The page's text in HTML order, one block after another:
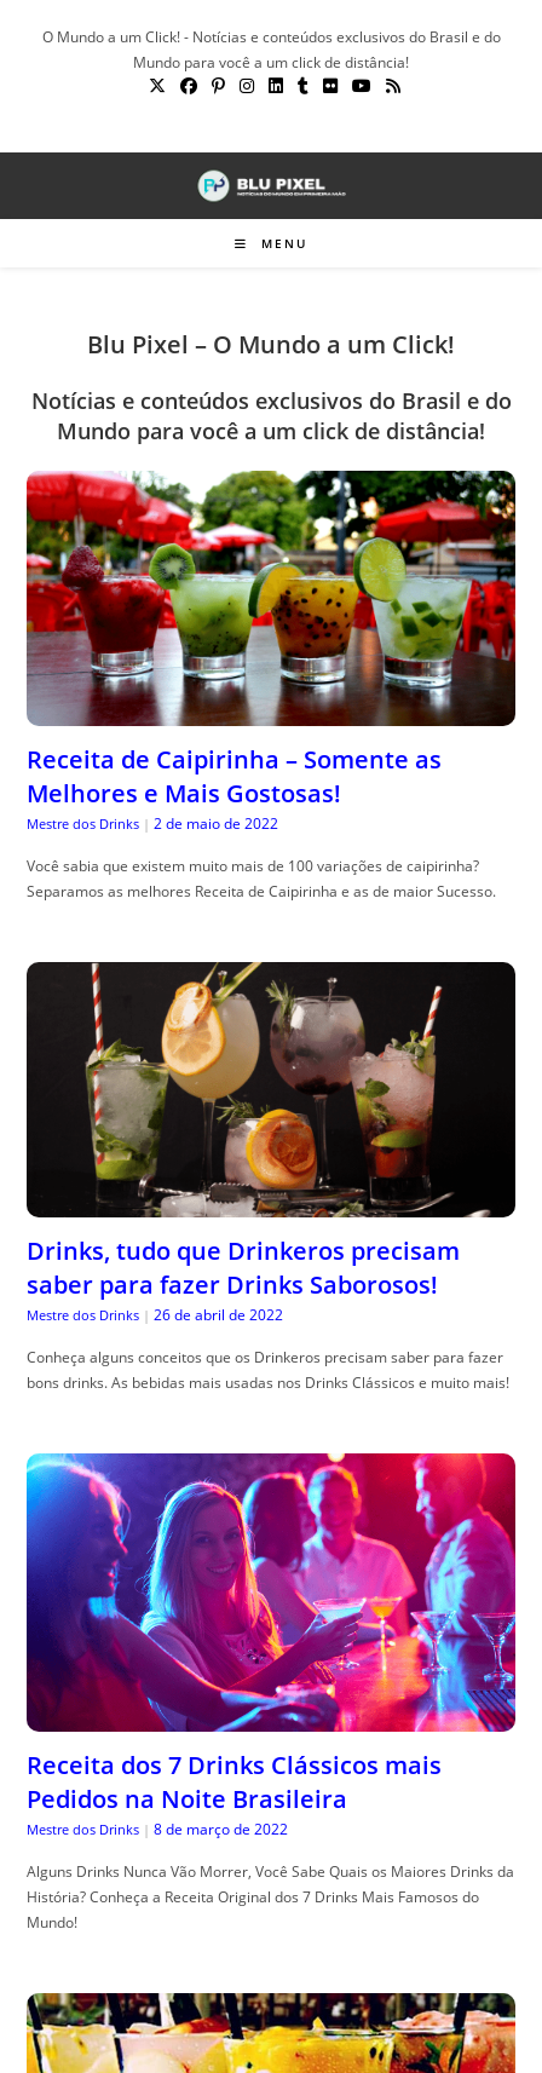
O Mundo a um Click! - Notícias e conteúdos exclusivos do Brasil e do
Mundo para você a um click de distância!
MENU
Blu Pixel – O Mundo a um Click!
Notícias e conteúdos exclusivos do Brasil e do
Mundo para você a um click de distância!
Receita de Caipirinha – Somente as
Melhores e Mais Gostosas!
Mestre dos Drinks | 2 de maio de 2022
Você sabia que existem muito mais de 100 variações de caipirinha?
Separamos as melhores Receita de Caipirinha e as de maior Sucesso.
Drinks, tudo que Drinkeros precisam
saber para fazer Drinks Saborosos!
Mestre dos Drinks | 26 de abril de 2022
Conheça alguns conceitos que os Drinkeros precisam saber para fazer
bons drinks. As bebidas mais usadas nos Drinks Clássicos e muito mais!
Receita dos 7 Drinks Clássicos mais
Pedidos na Noite Brasileira
Mestre dos Drinks | 8 de março de 2022
Alguns Drinks Nunca Vão Morrer, Você Sabe Quais os Maiores Drinks da
História? Conheça a Receita Original dos 7 Drinks Mais Famosos do
Mundo!